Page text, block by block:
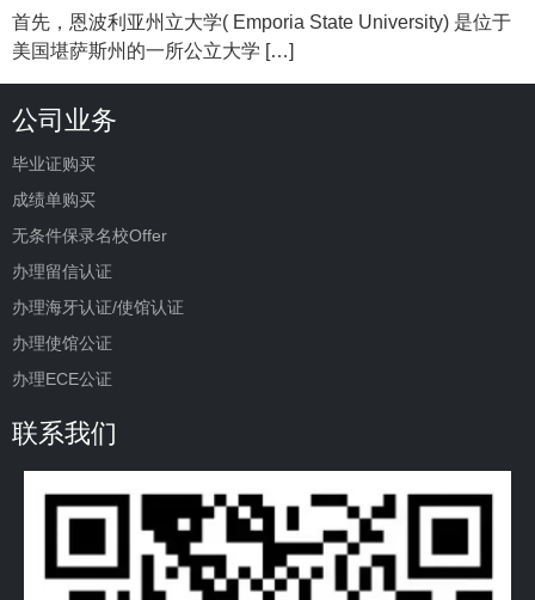
首先，恩波利亚州立大学( Emporia State University) 是位于
美国堪萨斯州的一所公立大学 […]
公司业务
毕业证购买
成绩单购买
无条件保录名校Offer
办理留信认证
办理海牙认证/使馆认证
办理使馆公证
办理ECE公证
联系我们